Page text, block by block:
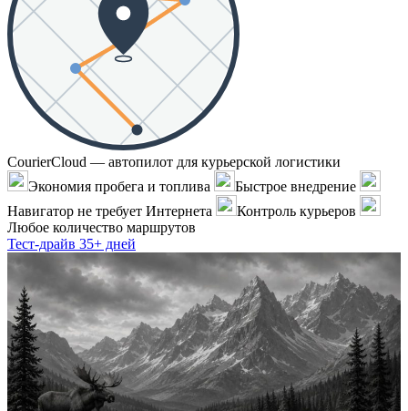
CourierCloud — автопилот для курьерской логистики
Экономия пробега и топлива
Быстрое внедрение
Навигатор не требует Интернета
Контроль курьеров
Любое количество маршрутов
Тест-драйв 35+ дней